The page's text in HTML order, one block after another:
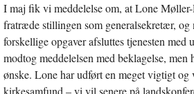
I maj fik vi meddelelse om, at Lone Møller-
fratræde stillingen som generalsekretær,
forskellige opgaver afsluttes tjenesten med
modtog meddelelsen med beklagelse, men
ønske. Lone har udført en meget vigtigt
kirkesamfund – vi vil senere på